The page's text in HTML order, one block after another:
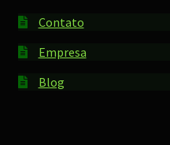
Contato
Empresa
Blog